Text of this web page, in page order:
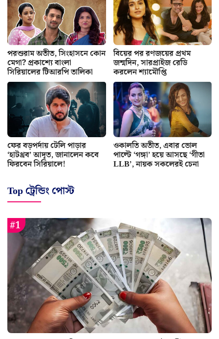
পরশুরাম অতীত, সিংহাসনে কোন
মেগা? প্রকাশ্যে বাংলা
সিরিয়ালের টিআরপি তালিকা
বিয়ের পর রণজয়ের প্রথম
জন্মদিন, সারপ্রাইজ রেডি
করলেন শ্যামৌপ্তি
ফের বড়পর্দায় টেলি পাড়ার
‘হাটথ্রব’ আদৃত, জানালেন কবে
ফিরবেন সিরিয়ালে!
ওকালতি অতীত, এবার ভোল
পাল্টে ‘গঙ্গা’ হয়ে আসছে ‘গীতা
LLB’, নায়ক সকলেরই চেনা
Top ট্রেন্ডিং পোস্ট